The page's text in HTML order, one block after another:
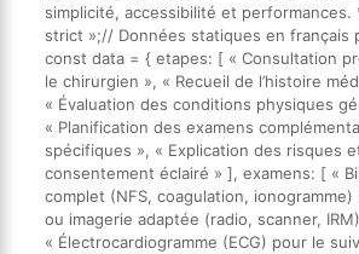
simplicité, accessibilité et performances.
strict »;// Données statiques en français
const data = { etapes: [ « Consultation
le chirurgien », « Recueil de l’histoire
« Évaluation des conditions physiques
« Planification des examens
spécifiques », « Explication des risques
consentement éclairé » ], examens: [ «
complet (NFS, coagulation, ionogramme)
ou imagerie adaptée (radio, scanner,
« Électrocardiogramme (ECG) pour le